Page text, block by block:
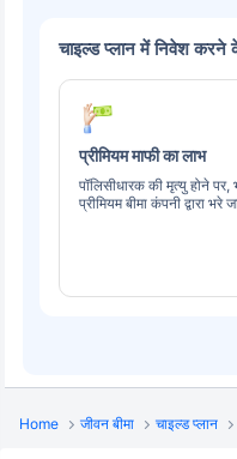
चाइल्ड प्लान में निवेश करने
प्रीमियम माफी का लाभ
पॉलिसीधारक की मृत्यु होने पर,
प्रीमियम बीमा कंपनी द्वारा भरे
Home जीवन बीमा चाइल्ड प्लान